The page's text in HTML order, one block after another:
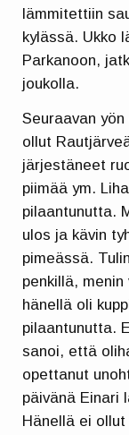
lämmitettiin
kylässä. Ukko
Parkanoon,
joukolla.
Seuraavan
ollut
järjestäneet
piimää ym.
pilaantunutta.
ulos ja kävin
pimeässä.
penkillä,
hänellä oli
pilaantunutta.
sanoi, että
opettanut
päivänä Einari
Hänellä ei